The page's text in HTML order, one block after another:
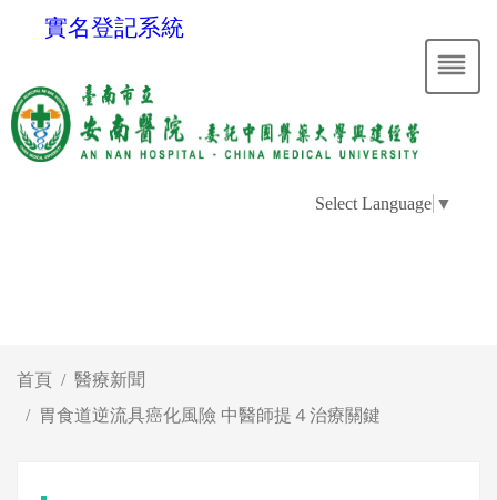
實名登記系統
Select Language ▼
首頁
醫療新聞
胃食道逆流具癌化風險 中醫師提４治療關鍵